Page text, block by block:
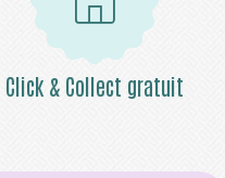
Click & Collect gratuit